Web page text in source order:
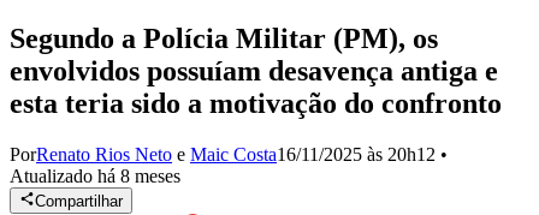
Segundo a Polícia Militar (PM), os
envolvidos possuíam desavença antiga e
esta teria sido a motivação do confronto
PorRenato Rios Neto e Maic Costa16/11/2025 às 20h12 •
Atualizado há 8 meses
Compartilhar